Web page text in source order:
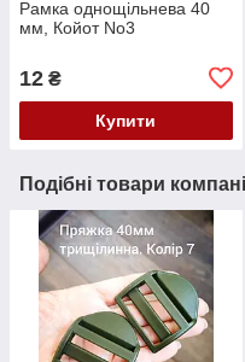
Рамка однощільнева 40
мм, Койот No3
12 ₴
Купити
Подібні товари